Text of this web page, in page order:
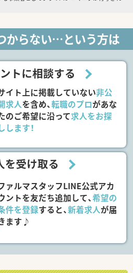
からない…という方は
トに相談する
イト上に掲載していない非公
求人を含め、転職のプロがあな
のご希望に沿って求人をお探
します！
を受け取る
ァルマスタッフLINE公式アカ
ントを友だち追加して、希望の
件を登録すると、新着求人が届
ます♪